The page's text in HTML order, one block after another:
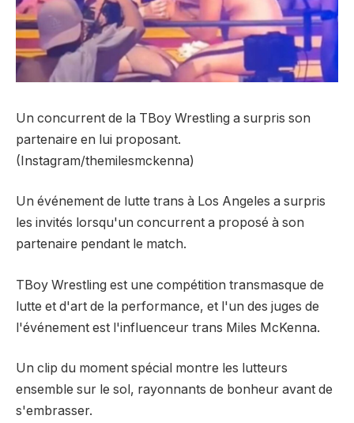
Un concurrent de la TBoy Wrestling a surpris son
partenaire en lui proposant.
(Instagram/themilesmckenna)
Un événement de lutte trans à Los Angeles a surpris
les invités lorsqu'un concurrent a proposé à son
partenaire pendant le match.
TBoy Wrestling est une compétition transmasque de
lutte et d'art de la performance, et l'un des juges de
l'événement est l'influenceur trans Miles McKenna.
Un clip du moment spécial montre les lutteurs
ensemble sur le sol, rayonnants de bonheur avant de
s'embrasser.